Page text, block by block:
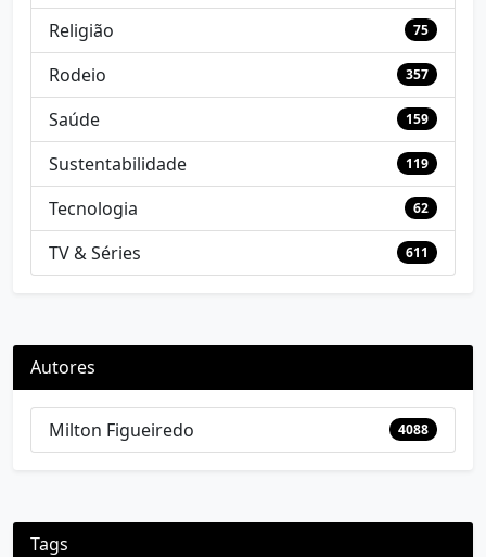
Religião 75
Rodeio 357
Saúde 159
Sustentabilidade 119
Tecnologia 62
TV & Séries 611
Autores
Milton Figueiredo 4088
Tags